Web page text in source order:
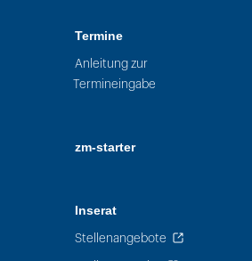
Termine
Anleitung zur
Termineingabe
zm-starter
Inserat
Stellenangebote